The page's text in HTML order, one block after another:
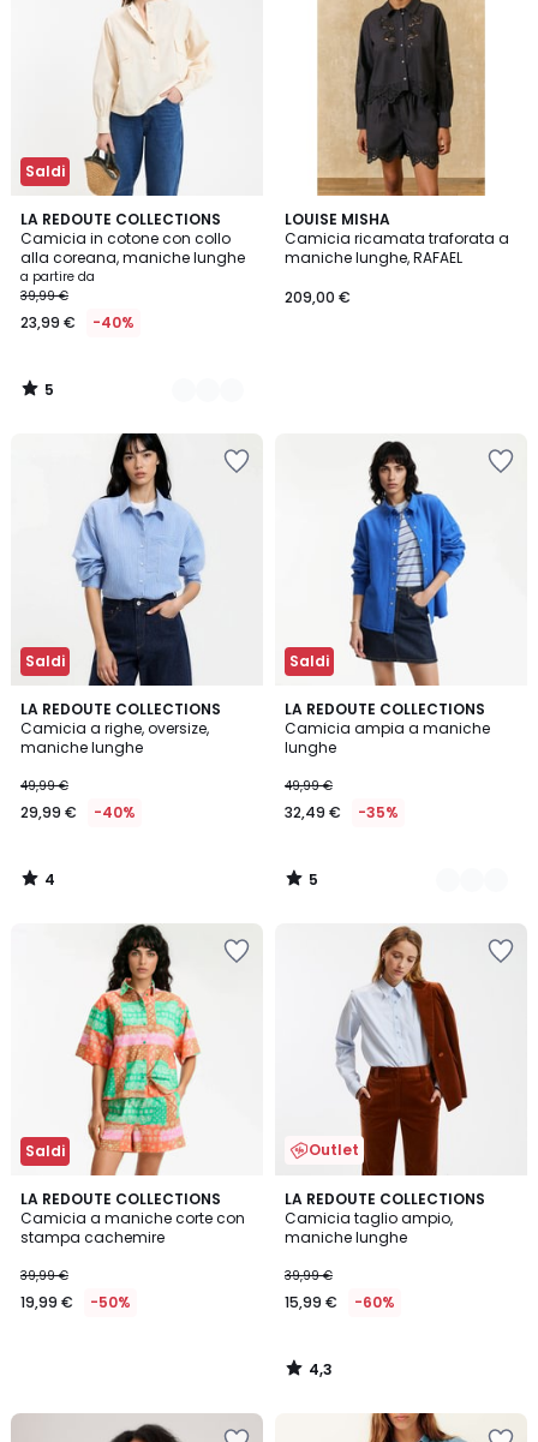
Saldi
LA REDOUTE COLLECTIONS
Camicia in cotone con collo
alla coreana, maniche lunghe
a partire da
39,99 €
23,99 € -40%
5
/
5
2
Colori
5
/
LOUISE MISHA
Camicia ricamata traforata a
maniche lunghe, RAFAEL
209,00 €
Saldi
LA REDOUTE COLLECTIONS
Camicia a righe, oversize,
maniche lunghe
49,99 €
29,99 € -40%
4
/
5
4
/
Saldi
LA REDOUTE COLLECTIONS
Camicia ampia a maniche
lunghe
49,99 €
32,49 € -35%
5
/
5
2
Colori
5
/
Saldi
LA REDOUTE COLLECTIONS
Camicia a maniche corte con
stampa cachemire
39,99 €
19,99 € -50%
Outlet
LA REDOUTE COLLECTIONS
Camicia taglio ampio,
maniche lunghe
39,99 €
15,99 € -60%
4,3
/ 5
4,3
/